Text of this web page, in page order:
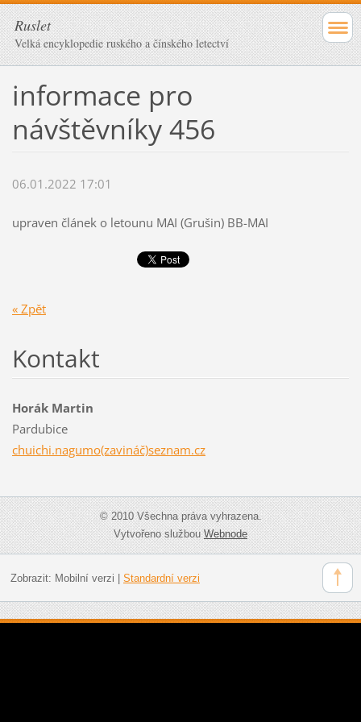
Ruslet
Velká encyklopedie ruského a čínského letectví
informace pro
návštěvníky 456
06.01.2022 17:01
upraven článek o letounu MAI (Grušin) BB-MAI
« Zpět
Kontakt
Horák Martin
Pardubice
chuichi.nagumo(zavináč)seznam.cz
© 2010 Všechna práva vyhrazena.
Vytvořeno službouWebnode
Zobrazit: Mobilní verzi Standardní verzi